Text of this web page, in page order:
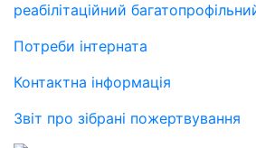
реабілітаційний
Потреби інтерната
Контактна інформація
Звіт про зібрані пожертвування